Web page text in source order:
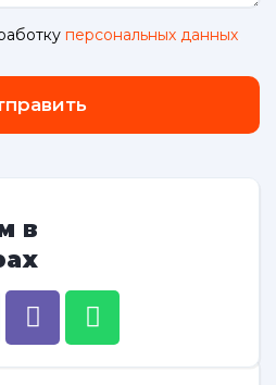
персональных данных
в